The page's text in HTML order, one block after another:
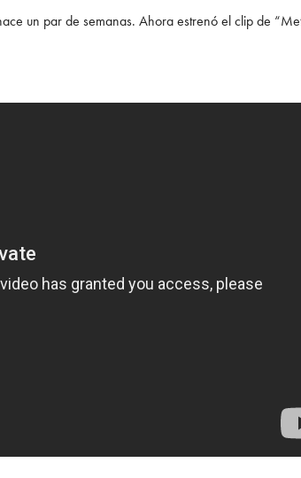
un par de semanas. Ahora estrenó el clip de